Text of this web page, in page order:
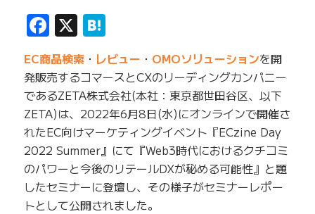
Facebook
X Hatena
EC商品検索・ レビュー ・ OMOソリューションを開
発販売するコマースとCXのリーディングカンパニー
であるZETA株式会社(本社：東京都世田谷区、以下
ZETA)は、2022年6月8日(水)にオンラインで開催さ
れたEC向けマーケティングイベント『ECzine Day
2022 Summer』にて『Web3時代におけるクチコミ
のパワーと今後のリテールDXが秘める可能性』と題
したセミナーに登壇し、その様子がセミナーレポー
トとして公開されました。